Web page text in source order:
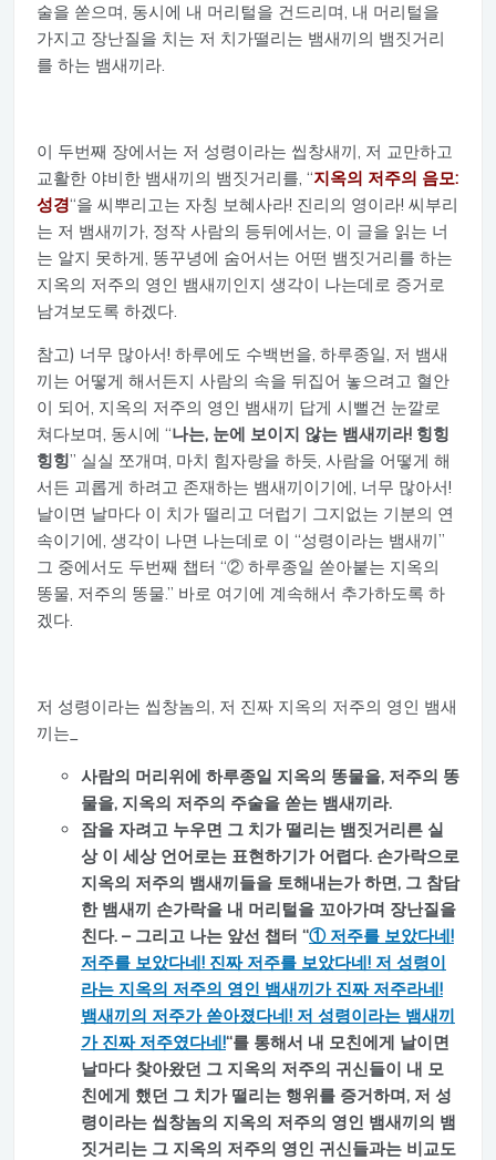
술을 쏟으며, 동시에 내 머리털을 건드리며, 내 머리털을
가지고 장난질을 치는 저 치가떨리는 뱀새끼의 뱀짓거리
를 하는 뱀새끼라.
이 두번째 장에서는 저 성령이라는 씹창새끼, 저 교만하고
교활한 야비한 뱀새끼의 뱀짓거리를, “지옥의 저주의 음모:
성경“을 씨뿌리고는 자칭 보혜사라! 진리의 영이라! 씨부리
는 저 뱀새끼가, 정작 사람의 등뒤에서는, 이 글을 읽는 너
는 알지 못하게, 똥꾸녕에 숨어서는 어떤 뱀짓거리를 하는
지옥의 저주의 영인 뱀새끼인지 생각이 나는데로 증거로
남겨보도록 하겠다.
참고) 너무 많아서! 하루에도 수백번을, 하루종일, 저 뱀새
끼는 어떻게 해서든지 사람의 속을 뒤집어 놓으려고 혈안
이 되어, 지옥의 저주의 영인 뱀새끼 답게 시뻘건 눈깔로
쳐다보며, 동시에 “나는, 눈에 보이지 않는 뱀새끼라! 힝힝
힝힝” 실실 쪼개며, 마치 힘자랑을 하듯, 사람을 어떻게 해
서든 괴롭게 하려고 존재하는 뱀새끼이기에, 너무 많아서!
날이면 날마다 이 치가 떨리고 더럽기 그지없는 기분의 연
속이기에, 생각이 나면 나는데로 이 “성령이라는 뱀새끼”
그 중에서도 두번째 챕터 “② 하루종일 쏟아붙는 지옥의
똥물, 저주의 똥물.” 바로 여기에 계속해서 추가하도록 하
겠다.
저 성령이라는 씹창놈의, 저 진짜 지옥의 저주의 영인 뱀새
끼는_
사람의 머리위에 하루종일 지옥의 똥물을, 저주의 똥
물을, 지옥의 저주의 주술을 쏟는 뱀새끼라.
잠을 자려고 누우면 그 치가 떨리는 뱀짓거리른 실
상 이 세상 언어로는 표현하기가 어렵다. 손가락으로
지옥의 저주의 뱀새끼들을 토해내는가 하면, 그 참담
한 뱀새끼 손가락을 내 머리털을 꼬아가며 장난질을
친다. – 그리고 나는 앞선 챕터 “① 저주를 보았다네!
저주를 보았다네! 진짜 저주를 보았다네! 저 성령이
라는 지옥의 저주의 영인 뱀새끼가 진짜 저주라네!
뱀새끼의 저주가 쏟아졌다네! 저 성령이라는 뱀새끼
가 진짜 저주였다네!“를 통해서 내 모친에게 날이면
날마다 찾아왔던 그 지옥의 저주의 귀신들이 내 모
친에게 했던 그 치가 떨리는 행위를 증거하며, 저 성
령이라는 씹창놈의 지옥의 저주의 영인 뱀새끼의 뱀
짓거리는 그 지옥의 저주의 영인 귀신들과는 비교도